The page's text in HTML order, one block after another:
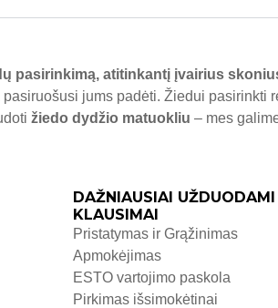
pasirinkimą, atitinkantį įvairius
jums padėti. Žiedui
žiedo dydžio matuokliu – mes
DAŽNIAUSIAI UŽDUODAMI
KLAUSIMAI
Pristatymas ir Grąžinimas
Apmokėjimas
ESTO vartojimo paskola
Pirkimas išsimokėtinai